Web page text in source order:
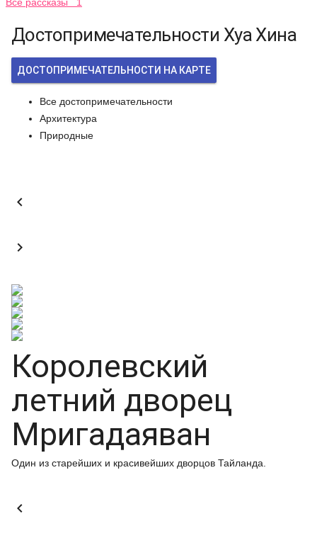
Достопримечательности Хуа Хина
ДОСТОПРИМЕЧАТЕЛЬНОСТИ НА КАРТЕ
Все достопримечательности
Архитектура
Природные


Королевский
летний дворец
Мригадаяван
Один из старейших и красивейших дворцов Тайланда.
